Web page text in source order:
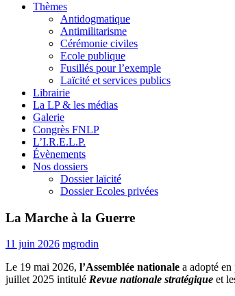
Thèmes
Antidogmatique
Antimilitarisme
Cérémonie civiles
Ecole publique
Fusillés pour l’exemple
Laïcité et services publics
Librairie
La LP & les médias
Galerie
Congrès FNLP
L’I.R.E.L.P.
Évènements
Nos dossiers
Dossier laïcité
Dossier Ecoles privées
La Marche à la Guerre
11 juin 2026 mgrodin
Le 19 mai 2026, l’Assemblée nationale a adopté
juillet 2025 intitulé Revue nationale stratégique et